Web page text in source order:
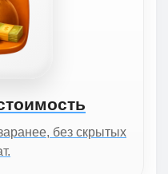
без скрытых